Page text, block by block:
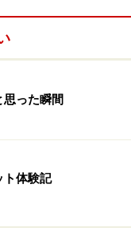
初売りで福袋を購
てて
入しなくなった。
ーの福袋
ものもたくさんあ
専業主婦）
のだろうが、
思った瞬間
ト体験記